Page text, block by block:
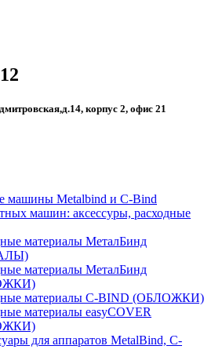
корпус 2, офис 21
машины Metalbind и C-Bind
машин: аксессуры, расходные
материалы МеталБинд
материалы МеталБинд
материалы C-BIND (ОБЛОЖКИ)
материалы easyCOVER
для аппаратов MetalBind, C-